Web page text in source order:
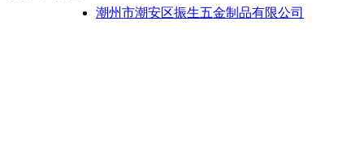
潮州市潮安区振生五金制品有限公司